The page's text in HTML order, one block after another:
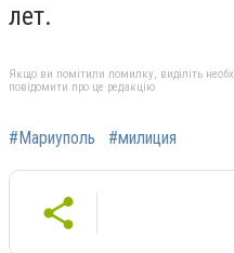
лет.
Якщо ви помітили помилку, виділіть
повідомити про це редакцію
#Мариуполь #милиция